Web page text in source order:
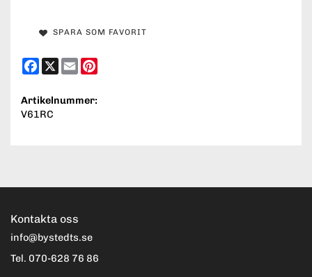
SPARA SOM FAVORIT
Facebook
X Email
Artikelnummer:
V61RC
Kontakta oss
info@bystedts.se
Tel. 070-628 76 86